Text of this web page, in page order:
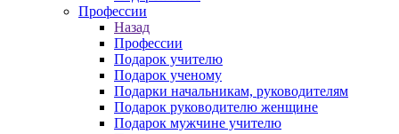
Профессии
Назад
Профессии
Подарок учителю
Подарок ученому
Подарки начальникам, руководителям
Подарок руководителю женщине
Подарок мужчине учителю